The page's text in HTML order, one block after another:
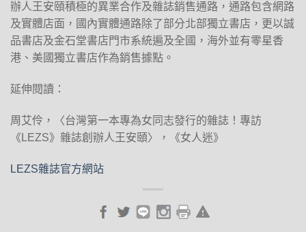
辦人王安頤積極的異業合作及雜誌銷售通路，通路包含網路
及實體店面，國內實體通路除了部分北部獨立書店，更以誠
品書店及金石堂書店門市系統遍及全國，海外並有零星香
港、美國獨立書店作為銷售據點。
延伸閱讀：
周艾伶，〈台灣第一本專為女同志發行的雜誌！專訪
《LEZS》雜誌創辦人王安頤〉，《女人迷》
LEZS雜誌官方網站